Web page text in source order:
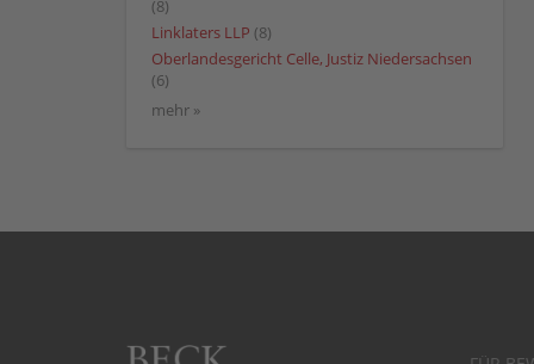
(8)
Linklaters LLP (8)
Oberlandesgericht Celle, Justiz Niedersachsen
(6)
mehr »